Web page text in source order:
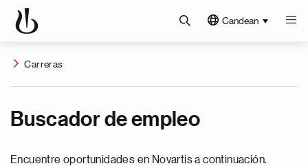
Candean
Carreras
Buscador de empleo
Encuentre oportunidades en Novartis a continuación.